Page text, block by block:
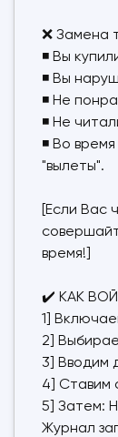
❌ Замена
◾ Вы
◾ Вы
◾ Не
◾ Не
◾ Во
"вылеты".
[Если Вас
время!]
✔️ КАК
1]
2]
3] Вводим
4] Ставим
5] Затем:
Журнал